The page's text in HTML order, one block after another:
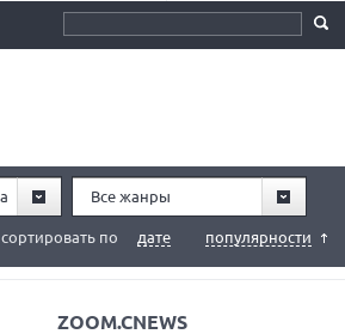
Все жанры
сортировать по дате популярности
ZOOM.CNEWS